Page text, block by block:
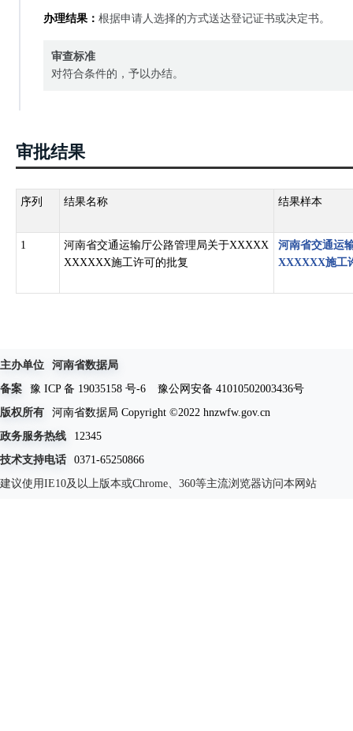
办理结果： 根据申请人选择的方式送达登记证书或决定书。
审查标准
对符合条件的，予以办结。
审批结果
序列 结果名称 结果样本
1
河南省交通运输厅公路管理局关于XXXXX
XXXXXX施工许可的批复
河南省交通运
XXXXXX施工
主办单位
河南省数据局
备案
豫 ICP 备 19035158 号-6
豫公网安备 41010502003436号
版权所有
河南省数据局 Copyright ©2022 hnzwfw.gov.cn
政务服务热线
12345
技术支持电话
0371-65250866
建议使用IE10及以上版本或Chrome、360等主流浏览器访问本网站